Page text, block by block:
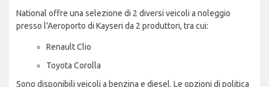
National offre una selezione di 2 diversi veicoli a noleggio
presso l'Aeroporto di Kayseri da 2 produttori, tra cui:
Renault Clio
Toyota Corolla
Sono disponibili veicoli a benzina e diesel. Le opzioni di politica